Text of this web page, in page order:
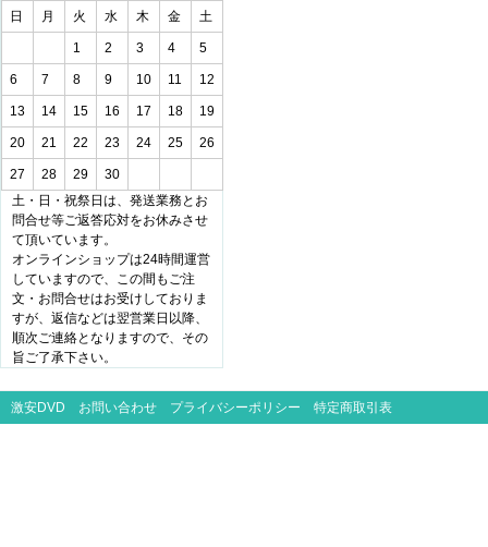
日 月 火 水 木 金 土
1 2 3 4 5
6 7 8 9 10 11 12
13 14 15 16 17 18 19
20 21 22 23 24 25 26
27 28 29
30
土・日・祝祭日は、発送業務とお
問合せ等ご返答応対をお休みさせ
て頂いています。
オンラインショップは24時間運営
していますので、この間もご注
文・お問合せはお受けしておりま
すが、返信などは翌営業日以降、
順次ご連絡となりますので、その
旨ご了承下さい。
激安DVD お問い合わせ プライバシーポリシー 特定商取引表